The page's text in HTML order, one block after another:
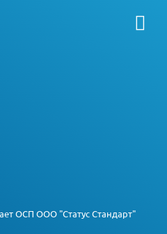
ОСП ООО "Статус Стандарт"